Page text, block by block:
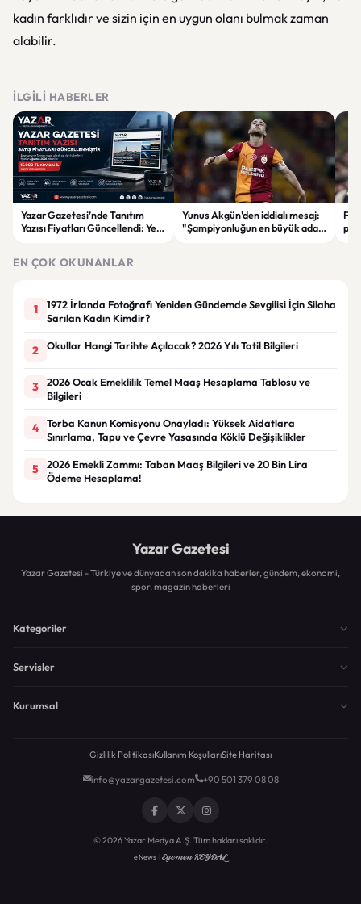
kadın farklıdır ve sizin için en uygun olanı bulmak zaman
alabilir.
İLGILI HABERLER
Yazar Gazetesi’nde Tanıtım
Yazısı Fiyatları Güncellendi: Yeni
Yunus Akgün'den iddialı mesaj:
"Şampiyonluğun en büyük adayı
EN ÇOK OKUNANLAR
1
1972 İrlanda Fotoğrafı Yeniden Gündemde Sevgilisi İçin Silaha
Sarılan Kadın Kimdir?
2 Okullar Hangi Tarihte Açılacak? 2026 Yılı Tatil Bilgileri
3
2026 Ocak Emeklilik Temel Maaş Hesaplama Tablosu ve
Bilgileri
4
Torba Kanun Komisyonu Onayladı: Yüksek Aidatlara
Sınırlama, Tapu ve Çevre Yasasında Köklü Değişiklikler
5
2026 Emekli Zammı: Taban Maaş Bilgileri ve 20 Bin Lira
Ödeme Hesaplama!
Yazar Gazetesi
Yazar Gazetesi - Türkiye ve dünyadan son dakika haberler, gündem, ekonomi,
spor, magazin haberleri
Kategoriler
Servisler
Kurumsal
Gizlilik PolitikasıKullanım KoşullarıSite Haritası
info@yazargazetesi.com +90 501 379 08 08
© 2026 Yazar Medya A.Ş. Tüm hakları saklıdır.
eNews |Egemen KEYDAL